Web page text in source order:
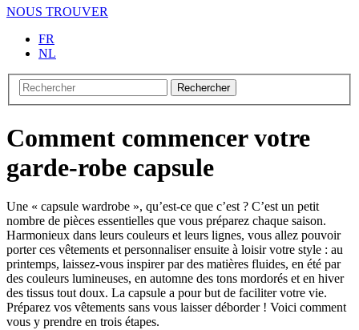
NOUS TROUVER
FR
NL
Rechercher
Comment commencer votre
garde-robe capsule
Une « capsule wardrobe », qu’est-ce que c’est ? C’est un petit
nombre de pièces essentielles que vous préparez chaque saison.
Harmonieux dans leurs couleurs et leurs lignes, vous allez pouvoir
porter ces vêtements et personnaliser ensuite à loisir votre style : au
printemps, laissez-vous inspirer par des matières fluides, en été par
des couleurs lumineuses, en automne des tons mordorés et en hiver
des tissus tout doux. La capsule a pour but de faciliter votre vie.
Préparez vos vêtements sans vous laisser déborder ! Voici comment
vous y prendre en trois étapes.